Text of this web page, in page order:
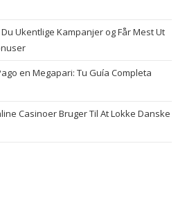
Ukentlige Kampanjer og Får Mest Ut
en Megapari: Tu Guía Completa
Casinoer Bruger Til At Lokke Danske